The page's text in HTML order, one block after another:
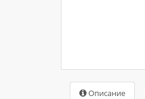
Описание